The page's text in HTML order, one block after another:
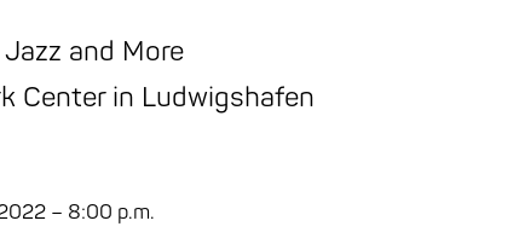
and More
Center in Ludwigshafen
– 8:00 p.m.